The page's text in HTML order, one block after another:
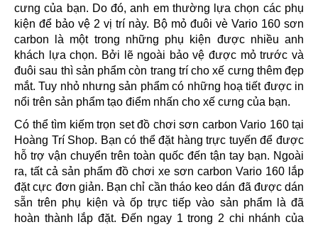
cưng của bạn. Do đó, anh em thường lựa chọn các phụ
kiện để bảo vệ 2 vị trí này. Bộ mỏ đuôi vè Vario 160 sơn
carbon là một trong những phụ kiện được nhiều anh
khách lựa chọn. Bởi lẽ ngoài bảo vệ được mỏ trước và
đuôi sau thì sản phẩm còn trang trí cho xế cưng thêm đẹp
mắt. Tuy nhỏ nhưng sản phẩm có những hoạ tiết được in
nổi trên sản phẩm tạo điểm nhấn cho xế cưng của bạn.
Có thể tìm kiếm trọn set đồ chơi sơn carbon Vario 160 tại
Hoàng Trí Shop. Bạn có thể đặt hàng trực tuyến để được
hỗ trợ vận chuyển trên toàn quốc đến tận tay bạn. Ngoài
ra, tất cả sản phẩm đồ chơi xe sơn carbon Vario 160 lắp
đặt cực đơn giản. Bạn chỉ cần tháo keo dán đã được dán
sẵn trên phụ kiện và ốp trực tiếp vào sản phẩm là đã
hoàn thành lắp đặt. Đến ngay 1 trong 2 chi nhánh của